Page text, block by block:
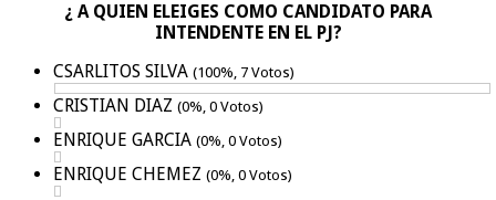
¿ A QUIEN ELEIGES COMO CANDIDATO PARA
INTENDENTE EN EL PJ?
CSARLITOS SILVA (100%, 7 Votos)
CRISTIAN DIAZ (0%, 0 Votos)
ENRIQUE GARCIA (0%, 0 Votos)
ENRIQUE CHEMEZ (0%, 0 Votos)